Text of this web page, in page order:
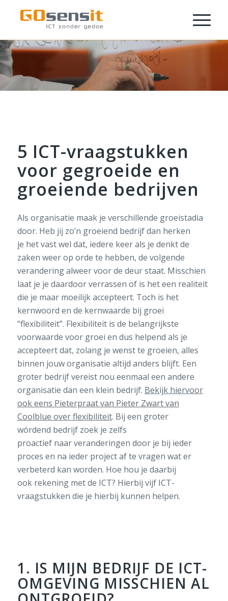
5 ICT-vraagstukken
voor gegroeide en
groeiende bedrijven
Als organisatie maak je verschillende groeistadia
door. Heb jij zo’n groeiend bedrijf dan herken
je het vast wel dat, iedere keer als je denkt de
zaken weer op orde te hebben, de volgende
verandering alweer voor de deur staat. Misschien
laat je je daardoor verrassen of is het een realiteit
die je maar moeilijk accepteert. Toch is het
kernwoord en de kernwaarde bij groei
“flexibiliteit”. Flexibiliteit is de belangrijkste
voorwaarde voor groei en dus helpend als je
accepteert dat, zolang je wenst te groeien, alles
binnen jouw organisatie altijd anders blijft. Een
groter bedrijf vereist nou eenmaal een andere
organisatie dan een klein bedrijf. Bekijk hiervoor
ook eens Pieterpraat van Pieter Zwart van
Coolblue over flexibiliteit. Bij een groter
wórdend bedrijf zoek je zelfs
proactief naar veranderingen door je bij ieder
proces en na ieder project af te vragen wat er
verbeterd kan worden. Hoe hou je daarbij
ook rekening met de ICT? Hierbij vijf ICT-
vraagstukken die je hierbij kunnen helpen.
1. IS MIJN BEDRIJF DE ICT-
OMGEVING MISSCHIEN AL